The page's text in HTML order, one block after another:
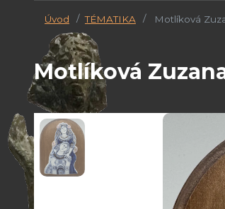
Úvod TÉMATIKA Motlíková
Motlíková